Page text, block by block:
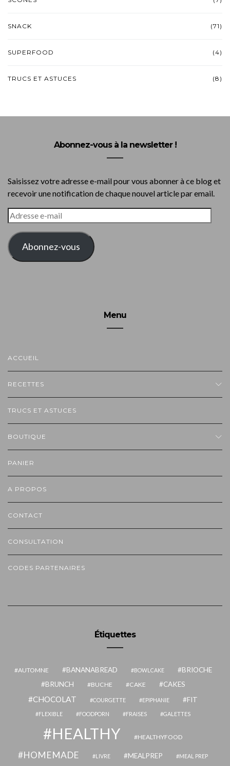
SNACK (71)
SUPERFOOD (4)
TRUCS ET ASTUCES (8)
Abonnez-vous à la newsletter !
Saisissez votre adresse e-mail pour vous abonner à ce blog et
recevoir une notification de chaque nouvel article par email.
ADRESSE
E-
MAIL
Abonnez-vous
Menu
ACCUEIL
RECETTES
TRUCS ET ASTUCES
BOUTIQUE
PANIER
A PROPOS
CONTACT
CONSULTATION
CODES PARTENAIRES
Étiquettes
AUTOMNE BANANABREAD BOWLCAKE
BRIOCHE
BRUNCH
BUCHE CAKE CAKES
CHOCOLAT COURGETTE EPIPHANIE FIT
FLEXIBLE FOODPORN FRAISES GALETTES
HEALTHY HEALTHYFOOD
HOMEMADE LIVRE MEALPREP MEAL PREP